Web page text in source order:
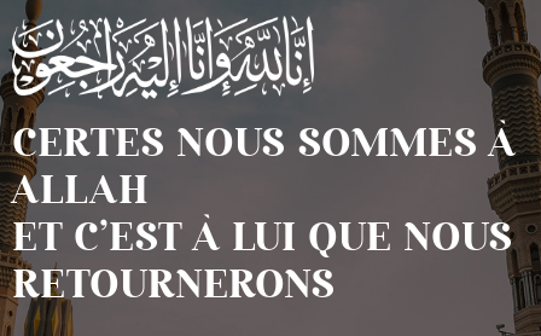
CERTES NOUS SOMMES À
ALLAH
ET C’EST À LUI QUE NOUS
RETOURNERONS